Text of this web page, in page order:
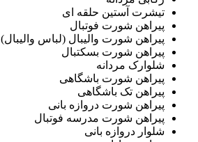
تیشرت آستین حلقه ای
پیراهن شورت فوتبال
پیراهن شورت والیبال (لباس والیبال)
پیراهن شورت بسکتبال
شلوارک مردانه
پیراهن شورت باشگاهی
پیراهن تک باشگاهی
پیراهن شورت دروازه بانی
پیراهن شورت مدرسه فوتبال
شلوار دروازه بانی